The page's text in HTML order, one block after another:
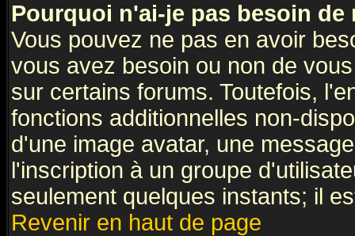
Pourquoi n'ai-je pas besoin de
Vous pouvez ne pas en avoir
vous avez besoin ou non de
sur certains forums. Toutefois,
fonctions additionnelles non-
d'une image avatar, une
l'inscription à un groupe
seulement quelques instants; il
Revenir en haut de page